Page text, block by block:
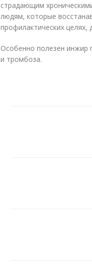
страдающим
людям, которые
профилактических целях,
Особенно полезен инжир
и тромбоза.